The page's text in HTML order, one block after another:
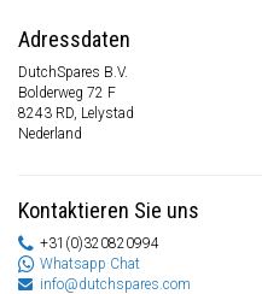
Adressdaten
DutchSpares B.V.
Bolderweg 72 F
8243 RD, Lelystad
Nederland
Kontaktieren Sie uns
+31(0)320820994
Whatsapp Chat
info@dutchspares.com